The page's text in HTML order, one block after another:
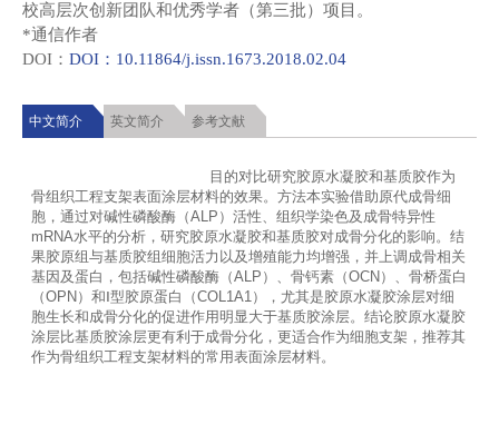
校高层次创新团队和优秀学者（第三批）项目。
*通信作者
DOI： DOI：10.11864/j.issn.1673.2018.02.04
中文简介 英文简介 参考文献
骨组织工程支架表面涂层材料的效果。方法本实验借助原代成骨细
胞，通过对碱性磷酸酶（ALP）活性、组织学染色及成骨特异性
mRNA水平的分析，研究胶原水凝胶和基质胶对成骨分化的影响。结
果胶原组与基质胶组细胞活力以及增殖能力均增强，并上调成骨相关
基因及蛋白，包括碱性磷酸酶（ALP）、骨钙素（OCN）、骨桥蛋白
（OPN）和Ⅰ型胶原蛋白（COL1A1），尤其是胶原水凝胶涂层对细
胞生长和成骨分化的促进作用明显大于基质胶涂层。结论胶原水凝胶
涂层比基质胶涂层更有利于成骨分化，更适合作为细胞支架，推荐其
作为骨组织工程支架材料的常用表面涂层材料。